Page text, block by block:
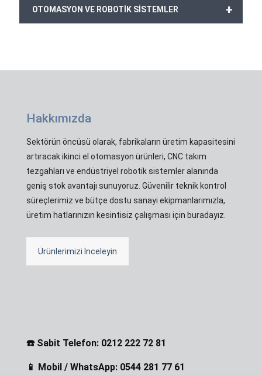
+
OTOMASYON VE ROBOTİK SİSTEMLER
Hakkımızda
Sektörün öncüsü olarak, fabrikaların üretim kapasitesini
artıracak ikinci el otomasyon ürünleri, CNC takım
tezgahları ve endüstriyel robotik sistemler alanında
geniş stok avantajı sunuyoruz. Güvenilir teknik kontrol
süreçlerimiz ve bütçe dostu sanayi ekipmanlarımızla,
üretim hatlarınızın kesintisiz çalışması için buradayız.
Ürünlerimizi İnceleyin
☎️ Sabit Telefon: 0212 222 72 81
📱 Mobil / WhatsApp: 0544 281 77 61